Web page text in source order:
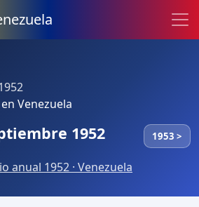
Venezuela
1952 1953 >
anual 1952 · Venezuela